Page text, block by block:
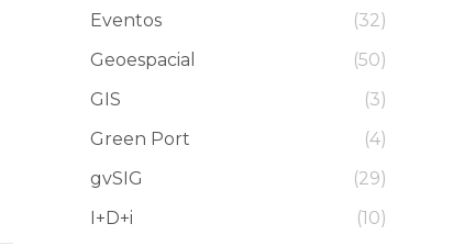
Eventos
(32)
Geoespacial
(50)
GIS
(3)
Green Port
(4)
gvSIG
(29)
I+D+i
(10)